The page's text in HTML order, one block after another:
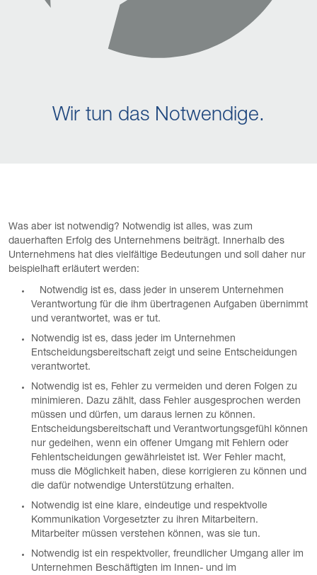
Wir tun das Notwendige.
Was aber ist notwendig? Notwendig ist alles, was zum
dauerhaften Erfolg des Unternehmens beiträgt. Innerhalb des
Unternehmens hat dies vielfältige Bedeutungen und soll daher nur
beispielhaft erläutert werden:
Notwendig ist es, dass jeder in unserem Unternehmen
Verantwortung für die ihm übertragenen Aufgaben übernimmt
und verantwortet, was er tut.
Notwendig ist es, dass jeder im Unternehmen
Entscheidungsbereitschaft zeigt und seine Entscheidungen
verantwortet.
Notwendig ist es, Fehler zu vermeiden und deren Folgen zu
minimieren. Dazu zählt, dass Fehler ausgesprochen werden
müssen und dürfen, um daraus lernen zu können.
Entscheidungsbereitschaft und Verantwortungsgefühl können
nur gedeihen, wenn ein offener Umgang mit Fehlern oder
Fehlentscheidungen gewährleistet ist. Wer Fehler macht,
muss die Möglichkeit haben, diese korrigieren zu können und
die dafür notwendige Unterstützung erhalten.
Notwendig ist eine klare, eindeutige und respektvolle
Kommunikation Vorgesetzter zu ihren Mitarbeitern.
Mitarbeiter müssen verstehen können, was sie tun.
Notwendig ist ein respektvoller, freundlicher Umgang aller im
Unternehmen Beschäftigten im Innen- und im